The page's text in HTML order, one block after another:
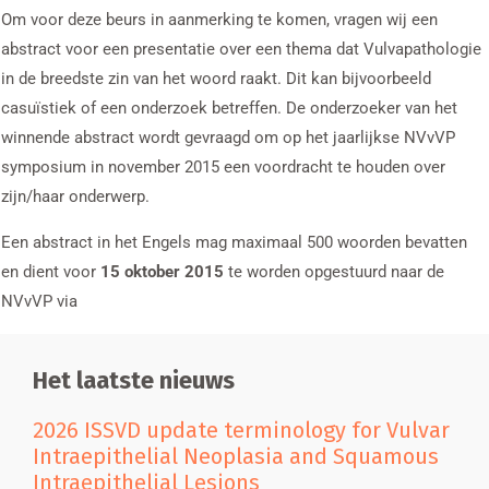
Om voor deze beurs in aanmerking te komen, vragen wij een
abstract voor een presentatie over een thema dat Vulvapathologie
in de breedste zin van het woord raakt. Dit kan bijvoorbeeld
casuïstiek of een onderzoek betreffen. De onderzoeker van het
winnende abstract wordt gevraagd om op het jaarlijkse NVvVP
symposium in november 2015 een voordracht te houden over
zijn/haar onderwerp.
Een abstract in het Engels mag maximaal 500 woorden bevatten
en dient voor 15 oktober 2015 te worden opgestuurd naar de
NVvVP via
Het laatste nieuws
2026 ISSVD update terminology for Vulvar
Intraepithelial Neoplasia and Squamous
Intraepithelial Lesions